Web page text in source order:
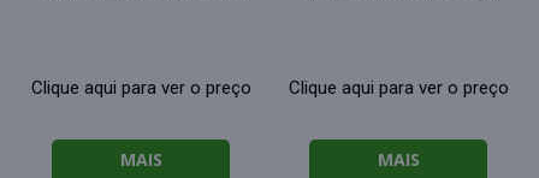
Clique aqui para ver o preço
MAIS
Clique aqui para ver o preço
MAIS